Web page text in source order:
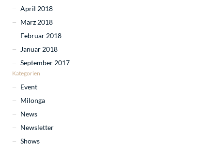
April 2018
März 2018
Februar 2018
Januar 2018
September 2017
Kategorien
Event
Milonga
News
Newsletter
Shows